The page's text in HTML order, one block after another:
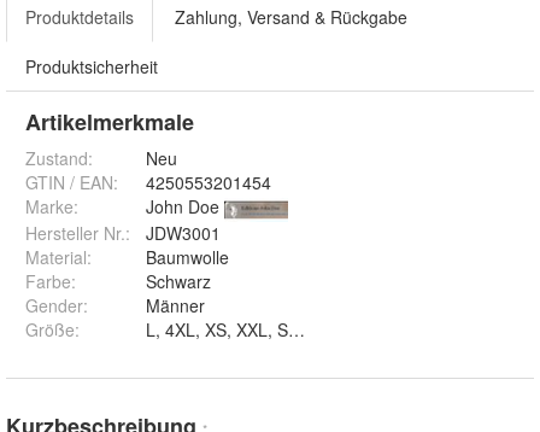
Produktdetails Zahlung, Versand & Rückgabe
Produktsicherheit
Artikelmerkmale
Zustand:
Neu
GTIN / EAN:
4250553201454
Marke:
John Doe
Hersteller Nr.:
JDW3001
Material:
Baumwolle
Farbe:
Schwarz
Gender:
Männer
Größe: